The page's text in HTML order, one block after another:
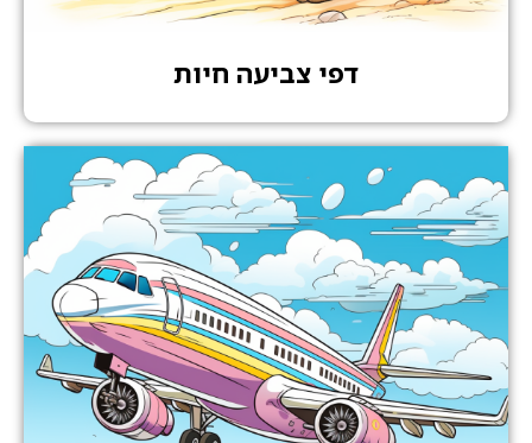
דפי צביעה חיות